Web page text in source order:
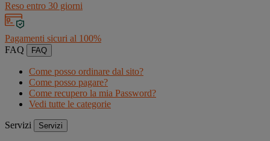
Reso entro 30 giorni
Pagamenti sicuri al 100%
FAQ
FAQ
Come posso ordinare dal sito?
Come posso pagare?
Come recupero la mia Password?
Vedi tutte le categorie
Servizi Servizi